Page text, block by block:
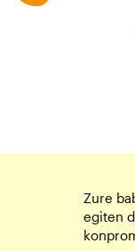
Zure
egiten